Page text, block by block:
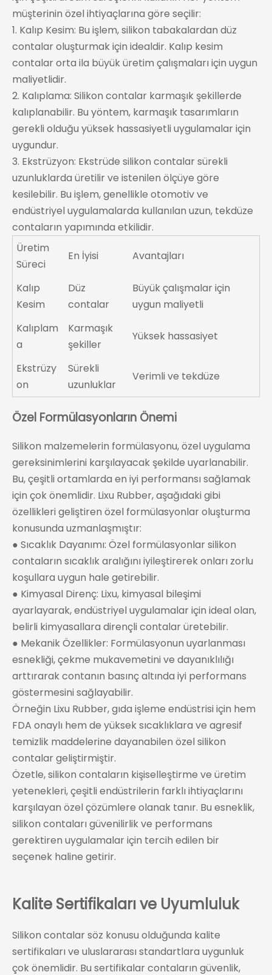
müşterinin özel ihtiyaçlarına göre seçilir:
1. Kalıp Kesim: Bu işlem, silikon tabakalardan düz
contalar oluşturmak için idealdir. Kalıp kesim
contalar orta ila büyük üretim çalışmaları için uygun
maliyetlidir.
2. Kalıplama: Silikon contalar karmaşık şekillerde
kalıplanabilir. Bu yöntem, karmaşık tasarımların
gerekli olduğu yüksek hassasiyetli uygulamalar için
uygundur.
3. Ekstrüzyon: Ekstrüde silikon contalar sürekli
uzunluklarda üretilir ve istenilen ölçüye göre
kesilebilir. Bu işlem, genellikle otomotiv ve
endüstriyel uygulamalarda kullanılan uzun, tekdüze
contaların yapımında etkilidir.
Üretim
Süreci
En İyisi Avantajları
Kalıp
Kesim
Düz
contalar
Büyük çalışmalar için
uygun maliyetli
Kalıplam
a
Karmaşık
şekiller
Yüksek hassasiyet
Ekstrüzy
on
Sürekli
uzunluklar
Verimli ve tekdüze
Özel Formülasyonların Önemi
Silikon malzemelerin formülasyonu, özel uygulama
gereksinimlerini karşılayacak şekilde uyarlanabilir.
Bu, çeşitli ortamlarda en iyi performansı sağlamak
için çok önemlidir. Lixu Rubber, aşağıdaki gibi
özellikleri geliştiren özel formülasyonlar oluşturma
konusunda uzmanlaşmıştır:
● Sıcaklık Dayanımı: Özel formülasyonlar silikon
contaların sıcaklık aralığını iyileştirerek onları zorlu
koşullara uygun hale getirebilir.
● Kimyasal Direnç: Lixu, kimyasal bileşimi
ayarlayarak, endüstriyel uygulamalar için ideal olan,
belirli kimyasallara dirençli contalar üretebilir.
● Mekanik Özellikler: Formülasyonun uyarlanması
esnekliği, çekme mukavemetini ve dayanıklılığı
arttırarak contanın basınç altında iyi performans
göstermesini sağlayabilir.
Örneğin Lixu Rubber, gıda işleme endüstrisi için hem
FDA onaylı hem de yüksek sıcaklıklara ve agresif
temizlik maddelerine dayanabilen özel silikon
contalar geliştirmiştir.
Özetle, silikon contaların kişiselleştirme ve üretim
yetenekleri, çeşitli endüstrilerin farklı ihtiyaçlarını
karşılayan özel çözümlere olanak tanır. Bu esneklik,
silikon contaları güvenilirlik ve performans
gerektiren uygulamalar için tercih edilen bir
seçenek haline getirir.
Kalite Sertifikaları ve Uyumluluk
Silikon contalar söz konusu olduğunda kalite
sertifikaları ve uluslararası standartlara uygunluk
çok önemlidir. Bu sertifikalar contaların güvenlik,